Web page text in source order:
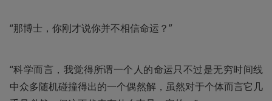
“那博士，你刚才说你并不相信命运？”
“科学而言，我觉得所谓一个人的命运只不过是无穷时间线
中众多随机碰撞得出的一个偶然解，虽然对于个体而言它几